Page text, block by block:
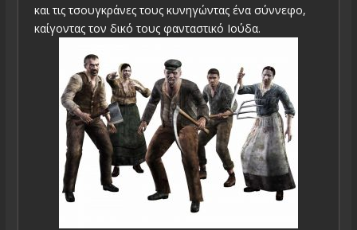
και τις τσουγκράνες τους κυνηγώντας ένα σύννεφο,
καίγοντας τον δικό τους φανταστικό Ιούδα.